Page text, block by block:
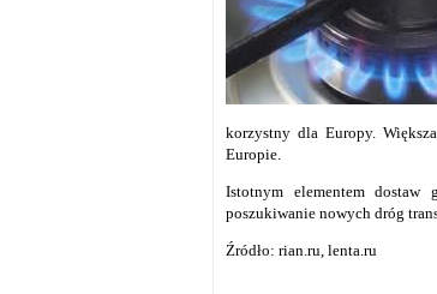
korzystny dla Europy.
Europie.
Istotnym elementem
poszukiwanie nowych dróg
Źródło: rian.ru, lenta.ru